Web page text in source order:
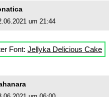
um 21:44
Font: Jellyka Delicious Cake